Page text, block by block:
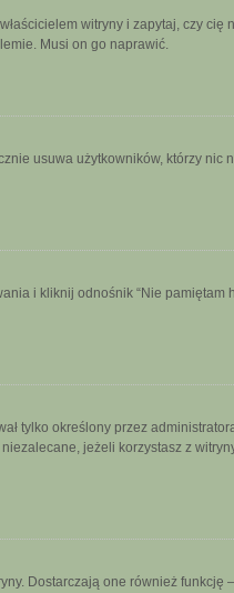
witryny i zapytaj, czy
Musi on go naprawić.
usuwa użytkowników, którzy nic
i kliknij odnośnik “Nie pamiętam
tylko określony przez
niezalecane, jeżeli korzystasz z
Dostarczają one również funkcję